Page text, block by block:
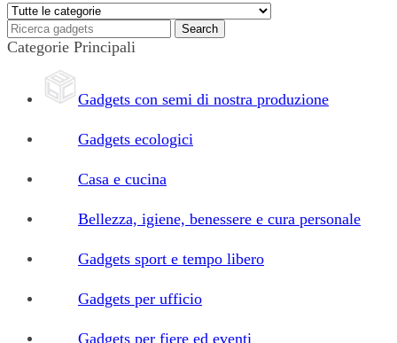
Categorie Principali
Gadgets con semi di nostra produzione
Gadgets ecologici
Casa e cucina
Bellezza, igiene, benessere e cura personale
Gadgets sport e tempo libero
Gadgets per ufficio
Gadgets per fiere ed eventi